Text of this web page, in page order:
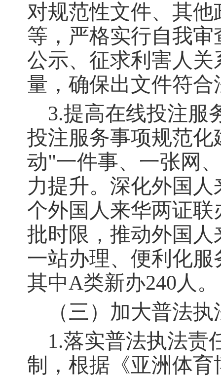
对规范性文件、其
等，严格实行自我
公示、征求利害人
量，确保出文件符
3.提高在线投注服
投注服务事项规范
动"一件事、一张网
力提升。深化外国
个外国人来华两证
批时限，推动外国
一站办理、便利化
其中A类新办240人。
（三）加大普法
1.落实普法执法责
制，根据《亚洲体育